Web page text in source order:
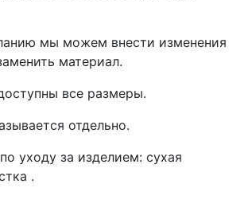
мы можем внести изменения
материал.
все размеры.
отдельно.
уходу за изделием: сухая
.